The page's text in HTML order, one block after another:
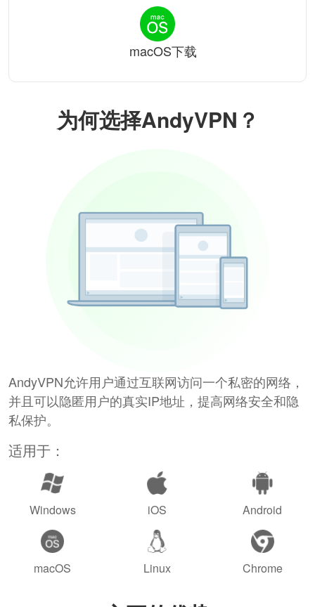
为何选择AndyVPN？
AndyVPN允许用户通过互联网访问一个私密的网络，
并且可以隐匿用户的真实IP地址，提高网络安全和隐
私保护。
适用于：
Windows iOS Android
macOS Linux Chrome
macOS下载